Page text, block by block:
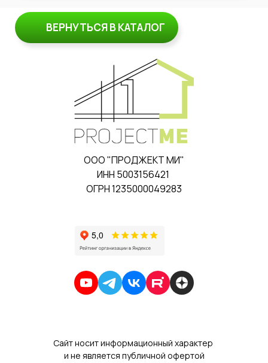
ВЕРНУТЬСЯ В КАТАЛОГ
ООО "ПРОДЖЕКТ МИ"
ИНН 5003156421
ОГРН 1235000049283
Сайт носит информационный характер
и не является публичной офертой